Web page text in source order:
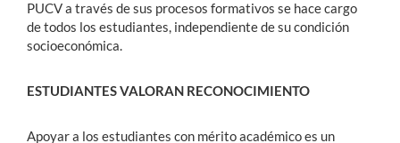
PUCV a través de sus procesos formativos se hace cargo
de todos los estudiantes, independiente de su condición
socioeconómica.
ESTUDIANTES VALORAN RECONOCIMIENTO
Apoyar a los estudiantes con mérito académico es un